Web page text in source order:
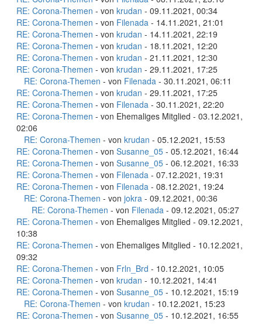
RE: Corona-Themen - von krudan - 09.11.2021, 00:34
RE: Corona-Themen - von Filenada - 14.11.2021, 21:01
RE: Corona-Themen - von krudan - 14.11.2021, 22:19
RE: Corona-Themen - von krudan - 18.11.2021, 12:20
RE: Corona-Themen - von krudan - 21.11.2021, 12:30
RE: Corona-Themen - von krudan - 29.11.2021, 17:25
RE: Corona-Themen - von Filenada - 30.11.2021, 06:11
RE: Corona-Themen - von krudan - 29.11.2021, 17:25
RE: Corona-Themen - von Filenada - 30.11.2021, 22:20
RE: Corona-Themen - von Ehemaliges Mitglied - 03.12.2021,
02:06
RE: Corona-Themen - von krudan - 05.12.2021, 15:53
RE: Corona-Themen - von Susanne_05 - 05.12.2021, 16:44
RE: Corona-Themen - von Susanne_05 - 06.12.2021, 16:33
RE: Corona-Themen - von Filenada - 07.12.2021, 19:31
RE: Corona-Themen - von Filenada - 08.12.2021, 19:24
RE: Corona-Themen - von jokra - 09.12.2021, 00:36
RE: Corona-Themen - von Filenada - 09.12.2021, 05:27
RE: Corona-Themen - von Ehemaliges Mitglied - 09.12.2021,
10:38
RE: Corona-Themen - von Ehemaliges Mitglied - 10.12.2021,
09:32
RE: Corona-Themen - von Frln_Brd - 10.12.2021, 10:05
RE: Corona-Themen - von krudan - 10.12.2021, 14:41
RE: Corona-Themen - von Susanne_05 - 10.12.2021, 15:19
RE: Corona-Themen - von krudan - 10.12.2021, 15:23
RE: Corona-Themen - von Susanne_05 - 10.12.2021, 16:55